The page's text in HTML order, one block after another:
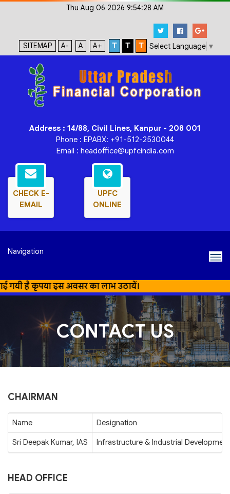
Thu Aug 06 2026 9:54:28 AM
SITEMAP A- A A+ T T T Select Language ▼
Address : 14/88, Civil Lines, Kanpur - 208 001
Phone : EPABX: +91-512-2530044
Email : headoffice@upfcindia.com
CHECK E-
EMAIL
UPFC
ONLINE
Navigation
है कृपया इस अवसर का लाभ उठायें।
CONTACT US
CHAIRMAN
Name Designation
Sri Deepak Kumar, IAS Infrastructure & Industrial
HEAD OFFICE